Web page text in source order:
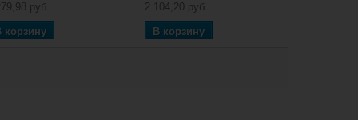
руб
корзину
2 104,20 руб
В корзину